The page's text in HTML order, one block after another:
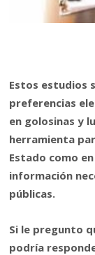
Estos estudios
preferencias
en golosinas y
herramienta
Estado como
información
públicas.
Si le pregunto
podría